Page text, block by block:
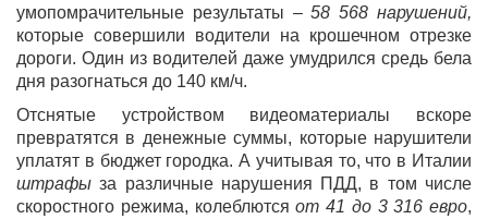
умопомрачительные результаты – 58 568 нарушений,
которые совершили водители на крошечном отрезке
дороги. Один из водителей даже умудрился средь бела
дня разогнаться до 140 км/ч.
Отснятые устройством видеоматериалы вскоре
превратятся в денежные суммы, которые нарушители
уплатят в бюджет городка. А учитывая то, что в Италии
штрафы за различные нарушения ПДД, в том числе
скоростного режима, колеблютсяот 41 до 3 316 евро,